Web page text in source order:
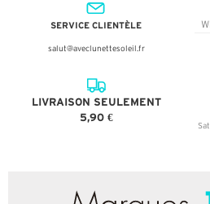
SERVICE CLIENTÈLE
salut@aveclunettesoleil.fr
LIVRAISON SEULEMENT
5,90 €